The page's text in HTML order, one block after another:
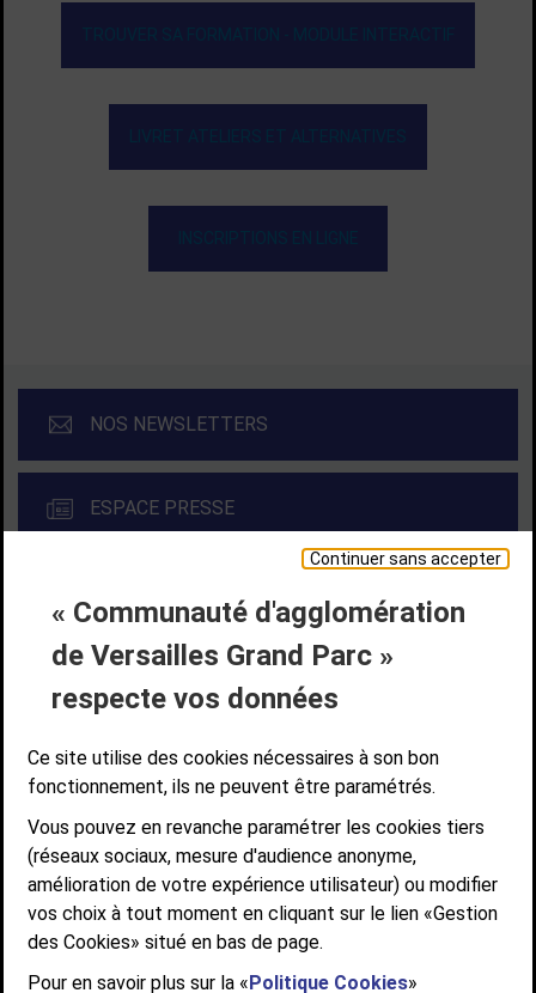
Continuer sans accepter
« Communauté d'agglomération
de Versailles Grand Parc »
respecte vos données
Ce site utilise des cookies nécessaires à son bon
fonctionnement, ils ne peuvent être paramétrés.
Vous pouvez en revanche paramétrer les cookies tiers
(réseaux sociaux, mesure d'audience anonyme,
amélioration de votre expérience utilisateur) ou modifier
vos choix à tout moment en cliquant sur le lien «Gestion
des Cookies» situé en bas de page.
Pour en savoir plus sur la «Politique Cookies»
NOS NEWSLETTERS
ESPACE PRESSE
Liens bas de page
CONTACT MENTIONS LÉGALES
PLAN DE SITE
ACCESSIBILITÉ NUMÉRIQUE
GESTION DES COOKIES
Suivez-nous
SUIVEZ-NOUS SUR
Communauté d'agglomération de Versailles
Grand Parc
6, AVENUE DE PARIS - CS 10922 - 78009 VERSAILLES CEDEX
STANDARD : 01 39 66 30 00 - OUVERT DU LUNDI AU VENDREDI DE 9H À